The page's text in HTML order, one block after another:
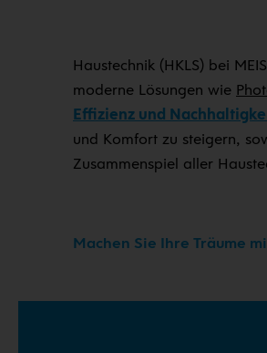
Haustechnik (HKLS) bei
moderne Lösungen wie
Effizienz und
und Komfort zu steigern,
Zusammenspiel aller
Machen Sie Ihre Träume